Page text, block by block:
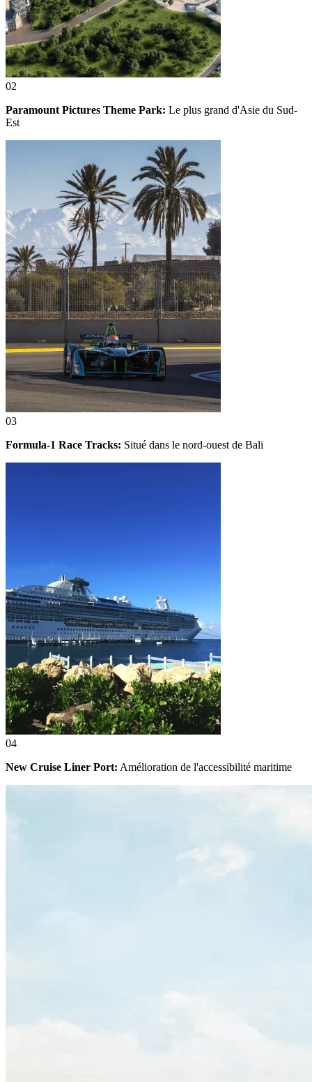
02
Paramount Pictures Theme Park: Le plus grand d'Asie du Sud-
Est
03
Formula-1 Race Tracks: Situé dans le nord-ouest de Bali
04
New Cruise Liner Port: Amélioration de l'accessibilité maritime